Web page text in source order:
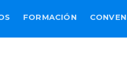
FORMACIÓN